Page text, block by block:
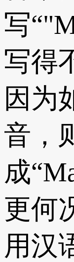
写
写得
因为
音，
成
更何
用汉